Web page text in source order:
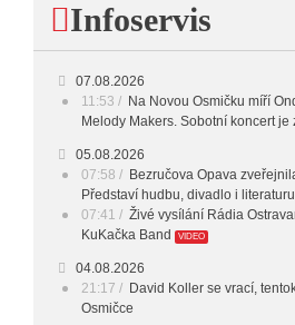
Infoservis
07.08.2026
11:53
Na Novou Osmičku míří
Melody Makers. Sobotní koncert je
05.08.2026
07:58
Bezručova Opava
Představí hudbu, divadlo i
07:41
Živé vysílání Rádia
KuKačka Band
VIDEO
04.08.2026
21:17
David Koller se vrací,
Osmičce